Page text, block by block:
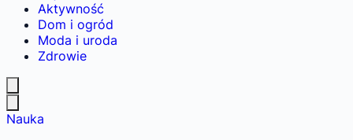
Aktywność
Dom i ogród
Moda i uroda
Zdrowie
Nauka